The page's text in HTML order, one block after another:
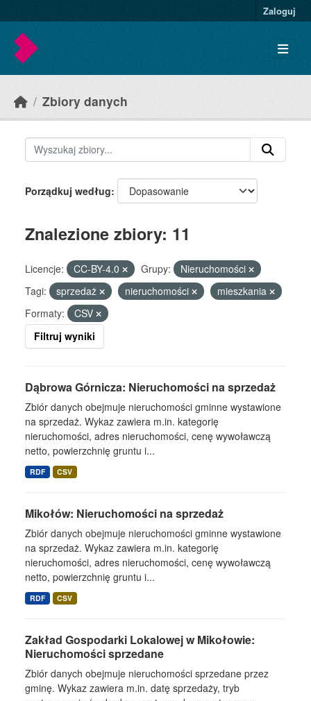
Zaloguj
Zbiory danych
Porządkuj według
Znalezione zbiory: 11
Licencje: CC-BY-4.0 Grupy:
Nieruchomości
Tagi:
sprzedaż nieruchomości
mieszkania
Formaty:
CSV
Filtruj wyniki
Dąbrowa Górnicza: Nieruchomości na sprzedaż
Zbiór danych obejmuje nieruchomości gminne wystawione
na sprzedaż. Wykaz zawiera m.in. kategorię
nieruchomości, adres nieruchomości, cenę wywoławczą
netto, powierzchnię gruntu i...
RDF CSV
Mikołów: Nieruchomości na sprzedaż
Zbiór danych obejmuje nieruchomości gminne wystawione
na sprzedaż. Wykaz zawiera m.in. kategorię
nieruchomości, adres nieruchomości, cenę wywoławczą
netto, powierzchnię gruntu i...
RDF CSV
Zakład Gospodarki Lokalowej w Mikołowie:
Nieruchomości sprzedane
Zbiór danych obejmuje nieruchomości sprzedane przez
gminę. Wykaz zawiera m.in. datę sprzedaży, tryb